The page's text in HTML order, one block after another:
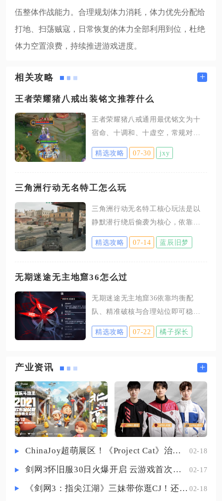
伍整体作战能力。合理规划体力消耗，体力优先分配给
打地、扫荡贼寇，日常恢复的体力全部利用到位，杜绝
体力空置浪费，持续推进游戏进度。
相关攻略 +
王者荣耀猪八戒出装铭文推荐什么
王者荣耀猪八戒通用最优铭文为十
宿命、十调和、十虚空，常规对抗
路首选红莲搅团流出装顺序抵抗之
靴、红莲斗篷、极寒风暴、不死鸟
多物理爆发阵容可替换极寒风暴为
霸者重装更换为永夜守护，走边惩
打野路线可选用红打野刀、暗影战
斧、怒龙剑盾、不死鸟之眼、不祥
适配全分段玩家上分需求。这套通
用坦度铭文是大量高分段玩家长期
实战沉淀后的标准搭配，整套铭文
精选攻略 07-30 jxy
三角洲行动无名特工怎么玩
三角洲行动无名特工核心玩法是以
静默潜行绕后偷袭为核心，依靠专
属隐身机制、重伤压制被动与战术
道具形成信息差优势，全程规避多
控、配套枪械改装和团队配合稳定
形利用即可大幅提升对局胜率。无
名特工属于突击位潜袭干员，被动
扩大伤势命中目标后会延长敌方治
弹、索敌旋刃飞行器与终极静默潜
袭，大招开启后消除脚步声与脚
印，免疫所有侦察设备探测，同时
小幅提升移速，但跳跃、开火、释
放道
精选攻略 07-14 蓝辰旧梦
无期迷途无主地窟36怎么过
无期迷途无主地窟36依靠均衡配
队、精准破核与合理站位即可稳定
通关，核心思路是优先处理远程精
英怪物，把控怪物刷新节奏，利用
敌人同步集火前排单位，合理分配
容优先选择迪蒙担任前排承伤核
心，搭配诺克斯作为持续清杂主C，
辅助位携带000负责快速破核，哈梅
尔保障全队续航，恩菲尔提供增伤
与群体控制，最后补位兰利针对远
者时，可以用福克斯替代迪蒙提升
全队减伤，艾瑞尔替换哈梅尔实现
精选攻略 07-22 橘子探长
产业资讯 +
ChinaJoy超萌展区！《Project Cat》治愈猫咪吸引一众铲屎官 02-18
剑网3怀旧服30日火爆开启 云游戏首次亮相CJ打造舒适畅玩体验 02-17
《剑网3：指尖江湖》三妹带你逛CJ！还有惊喜嘉宾现场约定你！ 02-18